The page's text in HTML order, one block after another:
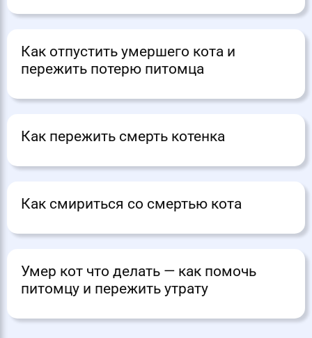
Как отпустить умершего кота и
пережить потерю питомца
Как пережить смерть котенка
Как смириться со смертью кота
Умер кот что делать — как помочь
питомцу и пережить утрату